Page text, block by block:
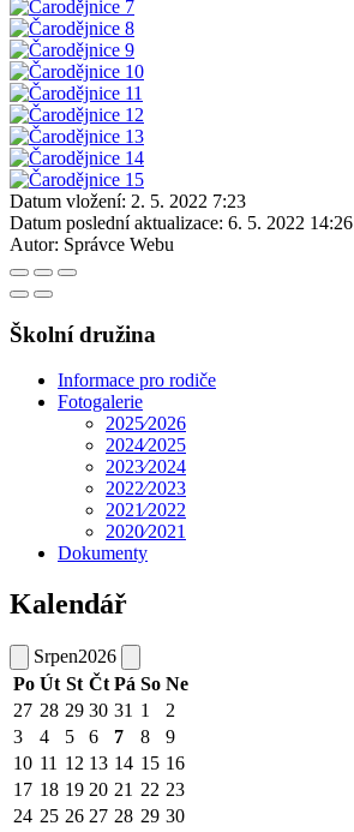
Datum vložení: 2. 5. 2022 7:23
Datum poslední aktualizace: 6. 5. 2022 14:26
Autor: Správce Webu
Školní družina
Informace pro rodiče
Fotogalerie
2025⁄2026
2024⁄2025
2023⁄2024
2022⁄2023
2021⁄2022
2020⁄2021
Dokumenty
Kalendář
Srpen2026
Po Út St Čt Pá So Ne
27 28 29 30 31 1
2
3
4 5 6 7 8
9
10 11 12 13 14 15 16
17 18 19 20 21 22 23
24 25 26 27 28 29 30